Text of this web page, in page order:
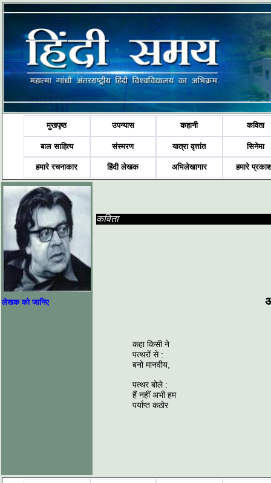
मुखपृष्ठ उपन्यास कहानी कविता
बाल साहित्य संस्मरण यात्रा वृत्तांत सिनेमा
हमारे रचनाकार हिंदी लेखक अभिलेखागार हमारे
लेखक को जानिए
कविता
कहा किसी ने
पत्थरों से :
बनो मानवीय,
पत्थर बोले :
हैं नहीं अभी हम
पर्याप्त कठोर